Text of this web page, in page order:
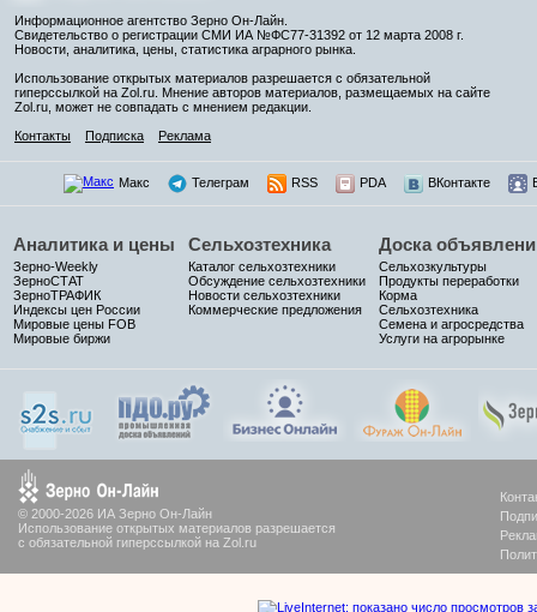
Информационное агентство Зерно Он-Лайн.
Свидетельство о регистрации СМИ ИА №ФС77-31392 от 12 марта 2008 г.
Новости, аналитика, цены, статистика аграрного рынка.
Использование открытых материалов разрешается с обязательной
гиперссылкой на Zol.ru. Мнение авторов материалов, размещаемых на сайте
Zol.ru, может не совпадать с мнением редакции.
Контакты
Подписка Реклама
Макс Телеграм RSS PDA ВКонтакте
Аналитика и цены
Зерно-Weekly
ЗерноСТАТ
ЗерноТРАФИК
Индексы цен России
Мировые цены FOB
Мировые биржи
Сельхозтехника
Каталог сельхозтехники
Обсуждение сельхозтехники
Новости сельхозтехники
Коммерческие предложения
Доска
Сельхозкультуры
Продукты переработки
Корма
Сельхозтехника
Семена и агросредства
Услуги на агрорынке
© 2000-2026 ИА Зерно Он-Лайн
Использование открытых материалов разрешается
с обязательной гиперссылкой на Zol.ru